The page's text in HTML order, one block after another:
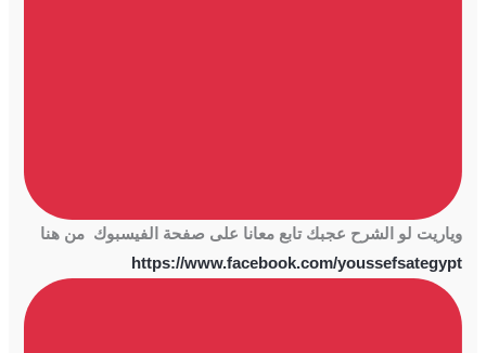
وياريت لو الشرح عجبك تابع معانا على صفحة الفيسبوك من هنا
https://www.facebook.com/youssefsategypt